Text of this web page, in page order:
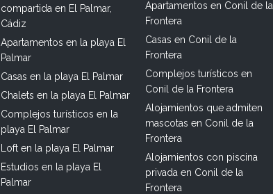
compartida en El Palmar,
Cádiz
Apartamentos en la playa El
Palmar
Casas en la playa El Palmar
Chalets en la playa El Palmar
Complejos turísticos en la
playa El Palmar
Loft en la playa El Palmar
Estudios en la playa El
Palmar
Apartamentos en Conil de la
Frontera
Casas en Conil de la
Frontera
Complejos turísticos en
Conil de la Frontera
Alojamientos que admiten
mascotas en Conil de la
Frontera
Alojamientos con piscina
privada en Conil de la
Frontera